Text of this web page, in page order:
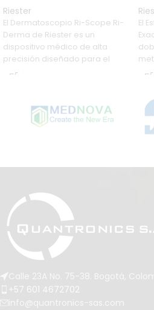
Riester
El Dermatoscopio Ri-Scope Ri-
Derma de Riester es un
dispositivo médico de alta
precisión diseñado para el
examen detallado de lesiones
diseño ergonómico, es esencial
para el diagnóstico temprano
imágenes de alta calidad a
El
y
en
Calle 23A No. 75-38. Bogotá,
+57 601 4672702
info@quantronics-sas.com